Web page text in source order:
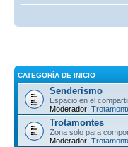
CATEGORÍA DE INICIO
Senderismo
Espacio en el
Moderador:
Trotamontes
Zona solo para
Moderador: